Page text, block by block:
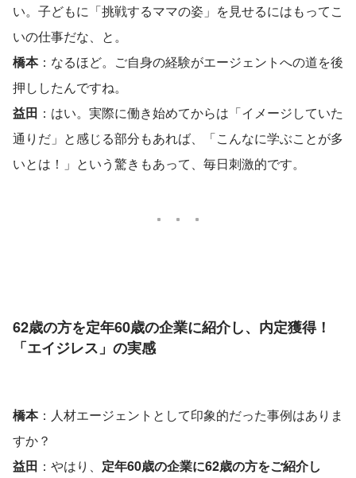
い。子どもに「挑戦するママの姿」を見せるにはもってこ
いの仕事だな、と。
橋本：なるほど。ご自身の経験がエージェントへの道を後
押ししたんですね。
益田 ：はい。実際に働き始めてからは「イメージしていた
通りだ」と感じる部分もあれば、「こんなに学ぶことが多
いとは！」という驚きもあって、毎日刺激的です。
62歳の方を定年60歳の企業に紹介し、内定獲得！
「エイジレス」の実感
橋本：人材エージェントとして印象的だった事例はありま
すか？
益田 ：やはり、 定年60歳の企業に62歳の方をご紹介し